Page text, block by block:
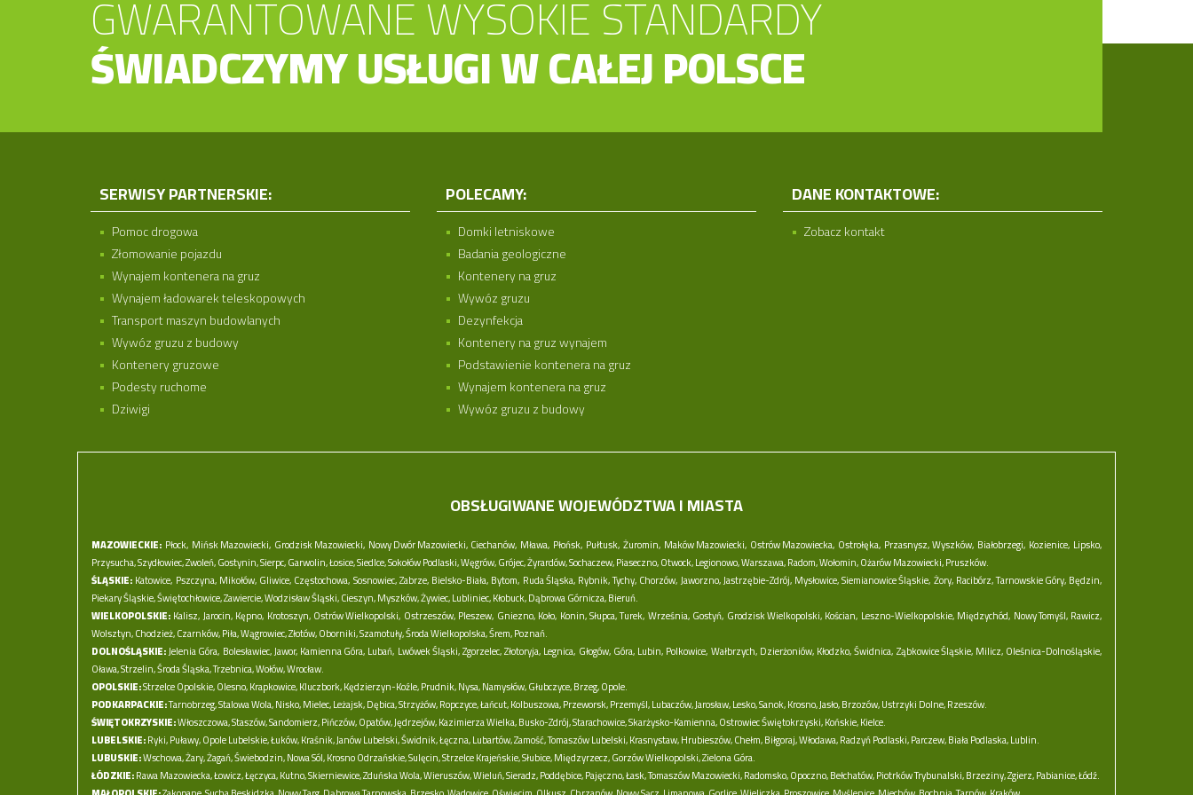
GWARANTOWANE WYSOKIE STANDARDY
ŚWIADCZYMY USŁUGI W CAŁEJ POLSCE
SERWISY PARTNERSKIE:
Pomoc drogowa
Złomowanie pojazdu
Wynajem kontenera na gruz
Wynajem ładowarek teleskopowych
Transport maszyn budowlanych
Wywóz gruzu z budowy
Kontenery gruzowe
Podesty ruchome
Dziwigi
POLECAMY:
Domki letniskowe
Badania geologiczne
Kontenery na gruz
Wywóz gruzu
Dezynfekcja
Kontenery na gruz wynajem
Podstawienie kontenera na gruz
Wynajem kontenera na gruz
Wywóz gruzu z budowy
DANE KONTAKTOWE:
Zobacz kontakt
OBSŁUGIWANE WOJEWÓDZTWA I MIASTA
MAZOWIECKIE: Płock, Mińsk Mazowiecki, Grodzisk Mazowiecki, Nowy Dwór Mazowiecki, Ciechanów, Mława, Płońsk, Pułtusk, Żuromin, Maków Mazowiecki, Ostrów Mazowiecka, Ostrołęka, Przasnysz,Wyszków, Białobrzegi, Kozienice, Lipsko,
Przysucha,Szydłowiec,Zwoleń,Gostynin,Sierpc,Garwolin,Łosice,Siedlce,Sokołów Podlaski,Węgrów,Grójec,Żyrardów,Sochaczew,Piaseczno,Otwock,Legionowo,Warszawa,Radom,Wołomin,Ożarów Mazowiecki,Pruszków.
ŚLĄSKIE: Katowice, Pszczyna, Mikołów, Gliwice, Częstochowa, Sosnowiec,Zabrze, Bielsko-Biała, Bytom, Ruda Śląska, Rybnik,Tychy, Chorzów,Jaworzno,Jastrzębie-Zdrój, Mysłowice,Siemianowice Śląskie, Żory, Racibórz,Tarnowskie Góry, Będzin,
Piekary Śląskie,Świętochłowice,Zawiercie,Wodzisław Śląski,Cieszyn,Myszków,Żywiec,Lubliniec,Kłobuck,Dąbrowa Górnicza,Bieruń.
WIELKOPOLSKIE: Kalisz,Jarocin, Kępno, Krotoszyn, Ostrów Wielkopolski, Ostrzeszów, Pleszew, Gniezno, Koło, Konin,Słupca,Turek, Września, Gostyń, Grodzisk Wielkopolski, Kościan, Leszno-Wielkopolskie, Międzychód, Nowy Tomyśl, Rawicz,
Wolsztyn,Chodzież,Czarnków,Piła,Wągrowiec,Złotów,Oborniki,Szamotuły,Środa Wielkopolska,Śrem,Poznań.
DOLNOŚLĄSKIE:Jelenia Góra, Bolesławiec,Jawor, Kamienna Góra, Lubań, Lwówek Śląski,Zgorzelec,Złotoryja, Legnica, Głogów, Góra, Lubin, Polkowice, Wałbrzych, Dzierżoniów, Kłodzko,Świdnica, Ząbkowice Śląskie, Milicz, Oleśnica-Dolnośląskie,
Oława,Strzelin,Środa Śląska,Trzebnica,Wołów,Wrocław.
OPOLSKIE:Strzelce Opolskie,Olesno,Krapkowice,Kluczbork,Kędzierzyn-Koźle,Prudnik,Nysa,Namysłów,Głubczyce,Brzeg,Opole.
PODKARPACKIE:Tarnobrzeg,Stalowa Wola,Nisko,Mielec,Leżajsk,Dębica,Strzyżów,Ropczyce,Łańcut,Kolbuszowa,Przeworsk,Przemyśl,Lubaczów,Jarosław,Lesko,Sanok,Krosno,Jasło,Brzozów,Ustrzyki Dolne,Rzeszów.
ŚWIĘTOKRZYSKIE:Włoszczowa,Staszów,Sandomierz,Pińczów,Opatów,Jędrzejów,Kazimierza Wielka,Busko-Zdrój,Starachowice,Skarżysko-Kamienna,Ostrowiec Świętokrzyski,Końskie,Kielce.
LUBELSKIE:Ryki,Puławy,Opole Lubelskie,Łuków,Kraśnik,Janów Lubelski,Świdnik,Łęczna,Lubartów,Zamość,Tomaszów Lubelski,Krasnystaw,Hrubieszów,Chełm,Biłgoraj,Włodawa,Radzyń Podlaski,Parczew,Biała Podlaska,Lublin.
LUBUSKIE:Wschowa,Żary,Żagań,Świebodzin,Nowa Sól,Krosno Odrzańskie,Sulęcin,Strzelce Krajeńskie,Słubice,Międzyrzecz,Gorzów Wielkopolski,Zielona Góra.
ŁÓDZKIE:Rawa Mazowiecka,Łowicz,Łęczyca,Kutno,Skierniewice,Zduńska Wola,Wieruszów,Wieluń,Sieradz,Poddębice,Pajęczno,Łask,Tomaszów Mazowiecki,Radomsko,Opoczno,Bełchatów,Piotrków Trybunalski,Brzeziny,Zgierz,Pabianice,Łódź.